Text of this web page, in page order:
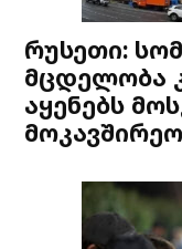
რუსეთი:
მცდელობა
აყენებს